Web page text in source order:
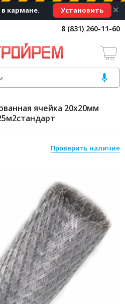
кармане. Установить ×
8 (831) 260-11-60
ячейка 20х20мм
Проверить наличие